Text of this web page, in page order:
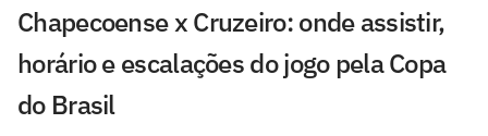
Chapecoense x Cruzeiro: onde assistir,
horário e escalações do jogo pela Copa
do Brasil